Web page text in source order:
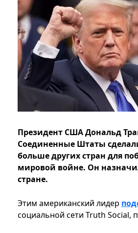
Президент США Дональд
Соединенные Штаты
больше других стран для
мировой войне. Он
стране.
Этим американский лидер
социальной сети Truth Social,